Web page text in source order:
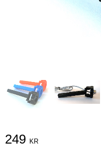
249 KR